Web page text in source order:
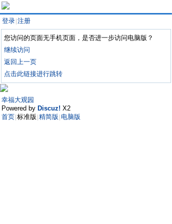
登录 注册
您访问的页面无手机页面，是否进一步访问电脑版？
继续访问
返回上一页
点击此链接进行跳转
幸福大观园
Powered by Discuz! X2
首页 标准版 精简版 电脑版